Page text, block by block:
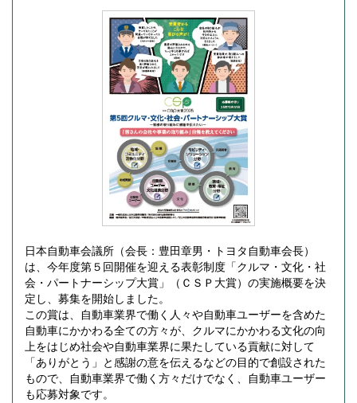
日本自動車会議所（会長：豊田章男・トヨタ自動車会長）
は、今年度第５回開催を迎える表彰制度「クルマ・文化・社
会・パートナーシップ大賞」（ＣＳＰ大賞）の実施概要を決
定し、募集を開始しました。
この賞は、自動車業界で働く人々や自動車ユーザーを含めた
自動車にかかわる全ての方々が、クルマにかかわる文化の向
上をはじめ社会や自動車業界に果たしている貢献に対して
「ありがとう」と感謝の意を伝えるなどの目的で創設された
もので、自動車業界で働く方々だけでなく、自動車ユーザー
も応募対象です。